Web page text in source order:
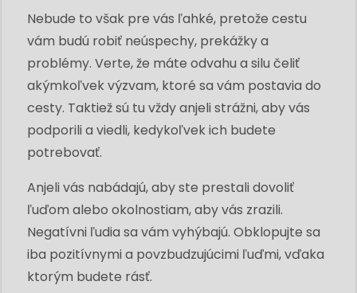
Nebude to však pre vás ľahké, pretože cestu
vám budú robiť neúspechy, prekážky a
problémy. Verte, že máte odvahu a silu čeliť
akýmkoľvek výzvam, ktoré sa vám postavia do
cesty. Taktiež sú tu vždy anjeli strážni, aby vás
podporili a viedli, kedykoľvek ich budete
potrebovať.
Anjeli vás nabádajú, aby ste prestali dovoliť
ľuďom alebo okolnostiam, aby vás zrazili.
Negatívni ľudia sa vám vyhýbajú. Obklopujte sa
iba pozitívnymi a povzbudzujúcimi ľuďmi, vďaka
ktorým budete rásť.